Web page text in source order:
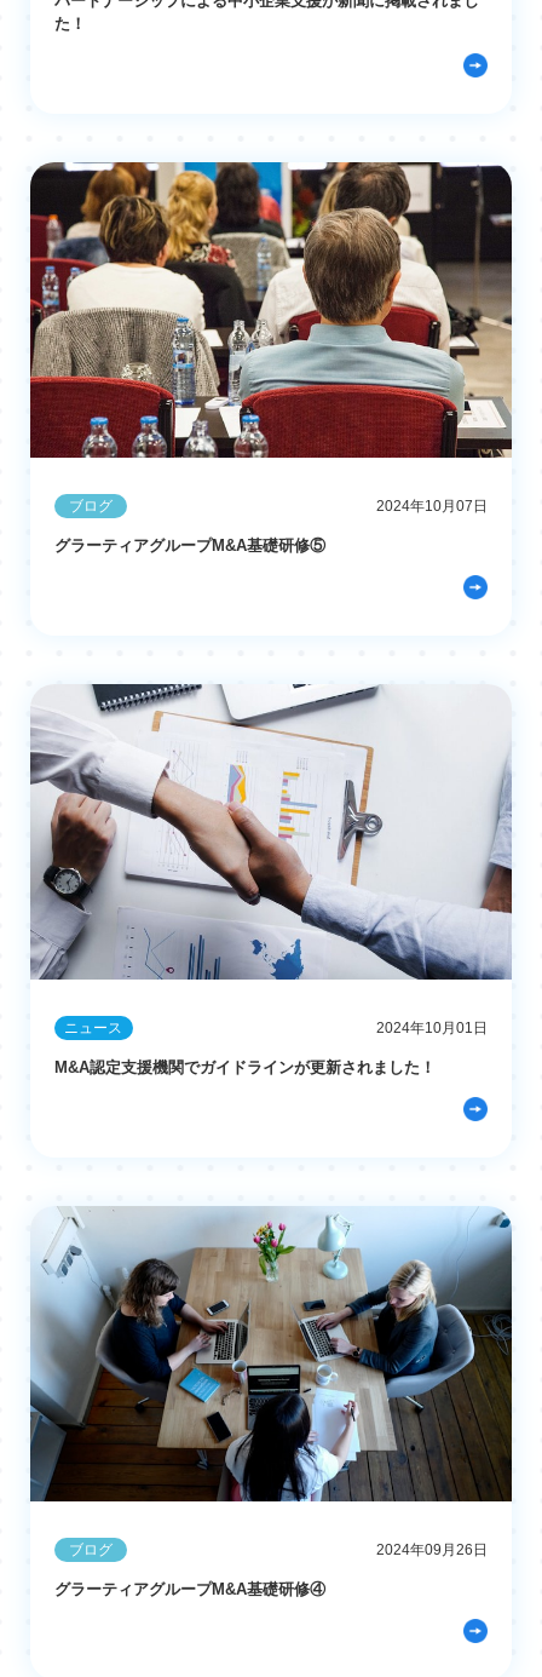
た！
ブログ 2024年10月07日
グラーティアグループM&A基礎研修⑤
ニュース 2024年10月01日
M&A認定支援機関でガイドラインが更新されました！
ブログ 2024年09月26日
グラーティアグループM&A基礎研修④